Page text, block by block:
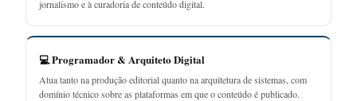
jornalismo e à curadoria de conteúdo digital.
💻 Programador & Arquiteto Digital
Atua tanto na produção editorial quanto na arquitetura de sistemas, com
domínio técnico sobre as plataformas em que o conteúdo é publicado.